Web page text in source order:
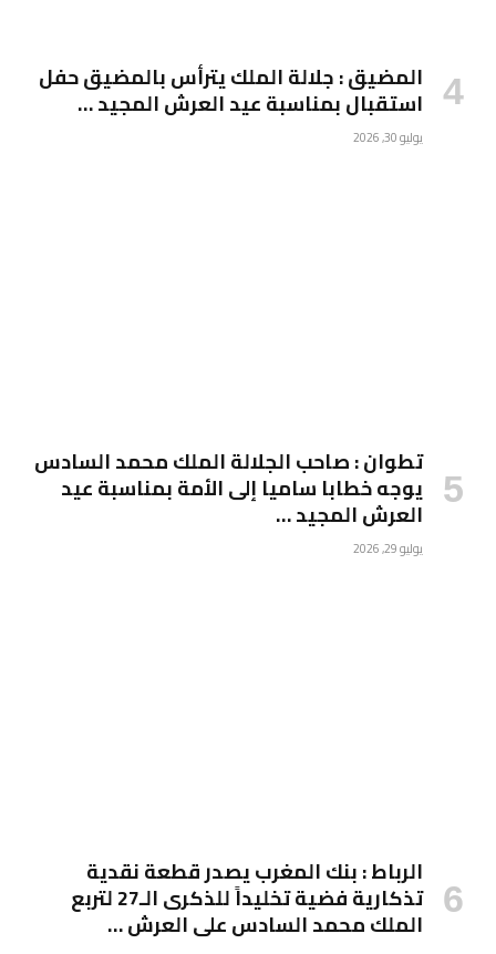
المضيق : جلالة الملك يترأس بالمضيق حفل
استقبال بمناسبة عيد العرش المجيد …
يوليو 30, 2026
تطوان : صاحب الجلالة الملك محمد السادس
يوجه خطابا ساميا إلى الأمة بمناسبة عيد
العرش المجيد …
يوليو 29, 2026
الرباط : بنك المغرب يصدر قطعة نقدية
تذكارية فضية تخليداً للذكرى الـ27 لتربع
الملك محمد السادس على العرش …